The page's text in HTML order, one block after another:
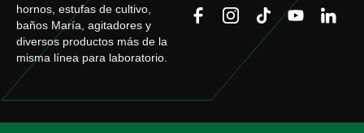
hornos, estufas de cultivo,
baños María, agitadores y
diversos productos más de la
misma línea para laboratorio.